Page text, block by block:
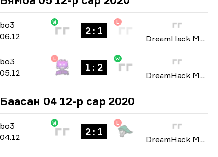
bo3 -bo3
06.12
W
2 : 1
L
DreamHack Masters: North America Winter 2020
bo3 -bo3
05.12
L
1 : 2
W
DreamHack Masters: North America Winter 2020
Баасан 04 12-р сар 2020
bo3 -bo3
04.12
W
2 : 1
L
DreamHack Masters: North America Winter 2020